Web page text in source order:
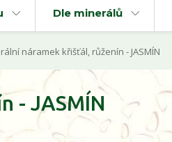
Dle minerálů
náramek křišťál, růženín - JASMÍN
- JASMÍN